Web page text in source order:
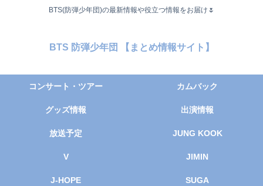
BTS(防弾少年団)の最新情報や役立つ情報をお届け🌷
BTS 防弾少年団 【まとめ情報サイト】
コンサート・ツアー カムバック
グッズ情報 出演情報
放送予定 JUNG KOOK
V JIMIN
J-HOPE SUGA